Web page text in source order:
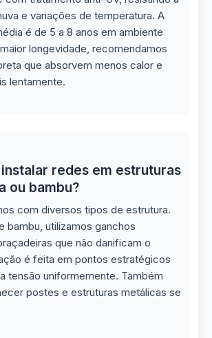
e variações de temperatura. A
é de 5 a 8 anos em ambiente
longevidade, recomendamos
que absorvem menos calor e
lentamente.
redes em estruturas
ou bambu?
com diversos tipos de estrutura.
bambu, utilizamos ganchos
que não danificam o
é feita em pontos estratégicos
tensão uniformemente. Também
postes e estruturas metálicas se